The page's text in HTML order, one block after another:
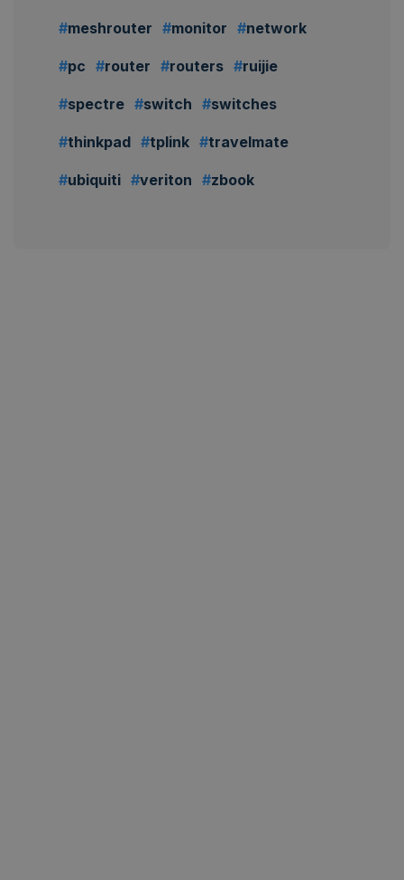
meshrouter monitor network
pc router routers ruijie
spectre switch switches
thinkpad tplink travelmate
ubiquiti veriton zbook